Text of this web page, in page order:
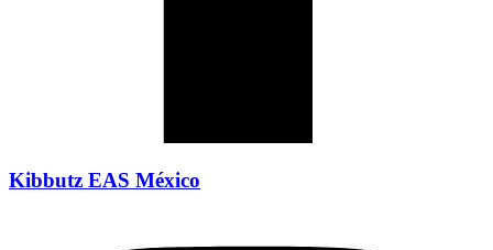
Kibbutz EAS México